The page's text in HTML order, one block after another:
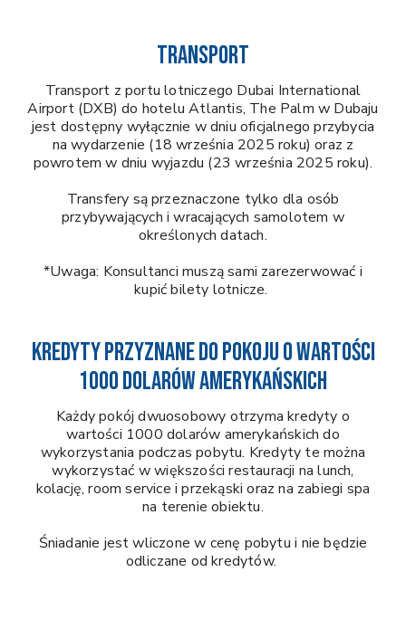
TRANSPORT
Transport z portu lotniczego Dubai International
Airport (DXB) do hotelu Atlantis, The Palm w Dubaju
jest dostępny wyłącznie w dniu oficjalnego przybycia
na wydarzenie (18 września 2025 roku) oraz z
powrotem w dniu wyjazdu (23 września 2025 roku).
Transfery są przeznaczone tylko dla osób
przybywających i wracających samolotem w
określonych datach.
*Uwaga: Konsultanci muszą sami zarezerwować i
kupić bilety lotnicze.
Kredyty przyznane do pokoju o wartości
1000 dolarów amerykańskich
Każdy pokój dwuosobowy otrzyma kredyty o
wartości 1000 dolarów amerykańskich do
wykorzystania podczas pobytu. Kredyty te można
wykorzystać w większości restauracji na lunch,
kolację, room service i przekąski oraz na zabiegi spa
na terenie obiektu.
Śniadanie jest wliczone w cenę pobytu i nie będzie
odliczane od kredytów.